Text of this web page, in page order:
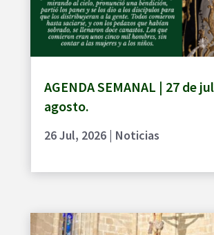
AGENDA SEMANAL | 27 de
agosto.
26 Jul, 2026| Noticias